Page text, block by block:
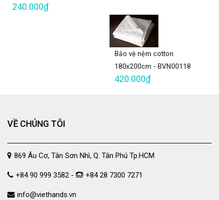
240.000₫
Bảo vệ nệm cotton
180x200cm - BVN00118
420.000₫
VỀ CHÚNG TÔI
869 Âu Cơ, Tân Sơn Nhì, Q. Tân Phú Tp.HCM
+84 90 999 3582 - +84 28 7300 7271
info@viethands.vn